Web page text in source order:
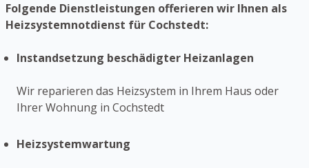
Folgende Dienstleistungen offerieren wir Ihnen als
Heizsystemnotdienst für Cochstedt:
Instandsetzung beschädigter Heizanlagen
Wir reparieren das Heizsystem in Ihrem Haus oder
Ihrer Wohnung in Cochstedt
Heizsystemwartung